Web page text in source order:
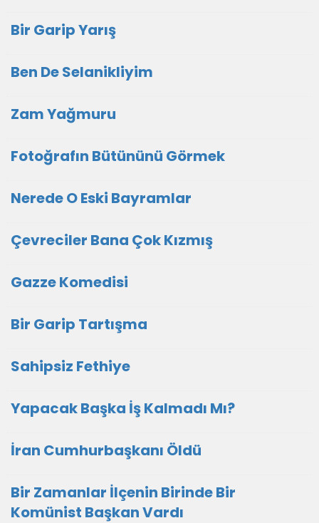
Bir Garip Yarış
Ben De Selanikliyim
Zam Yağmuru
Fotoğrafın Bütününü Görmek
Nerede O Eski Bayramlar
Çevreciler Bana Çok Kızmış
Gazze Komedisi
Bir Garip Tartışma
Sahipsiz Fethiye
Yapacak Başka İş Kalmadı Mı?
İran Cumhurbaşkanı Öldü
Bir Zamanlar İlçenin Birinde Bir
Komünist Başkan Vardı